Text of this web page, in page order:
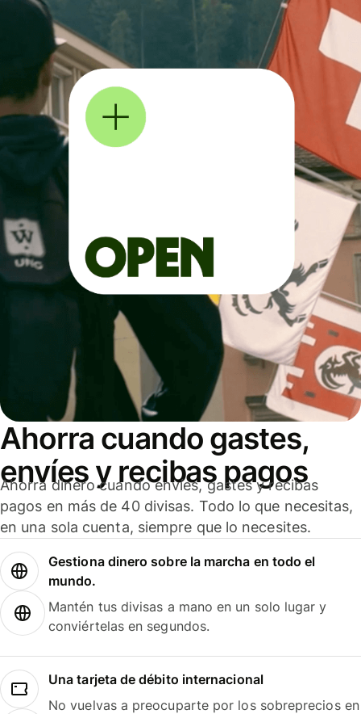
Ahorra cuando gastes,
envíes y recibas pagos
Ahorra dinero cuando envíes, gastes y recibas
pagos en más de 40 divisas. Todo lo que necesitas,
en una sola cuenta, siempre que lo necesites.
Gestiona dinero sobre la marcha en todo el
mundo.
Mantén tus divisas a mano en un solo lugar y
conviértelas en segundos.
Una tarjeta de débito internacional
No vuelvas a preocuparte por los sobreprecios en